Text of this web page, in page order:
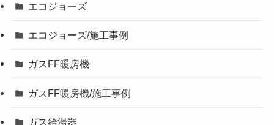
エコジョーズ
エコジョーズ/施工事例
ガスFF暖房機
ガスFF暖房機/施工事例
ガス給湯器